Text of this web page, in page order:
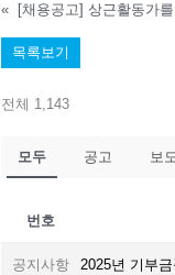
«
목록보기
전체 1,143
모두 공고 보
번호
공지사항 2025년 기부